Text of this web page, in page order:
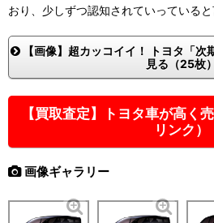
おり、少しずつ認知されていっていると
【画像】超カッコイイ！ トヨタ「次
見る（25枚）
【買取査定】トヨタ車が高く
リンク）
画像ギャラリー